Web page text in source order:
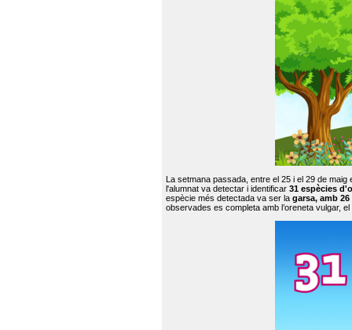
La setmana passada, entre el 25 i el 29 de
l'alumnat va detectar i identificar 31 espècies
espècie més detectada va ser la garsa, amb
observades es completa amb l’oreneta vulgar,